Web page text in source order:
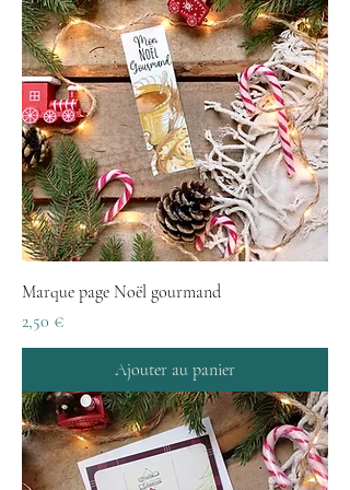
Marque page Noël gourmand
Prix
2,50 €
Ajouter au panier